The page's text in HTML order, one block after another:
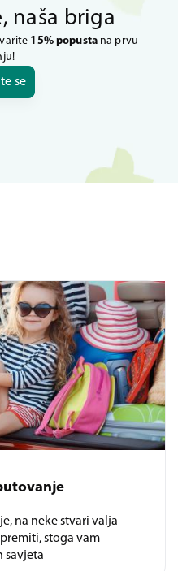
naša briga
15% popustana prvu
se
na neke stvari valja
stoga vam
savjeta